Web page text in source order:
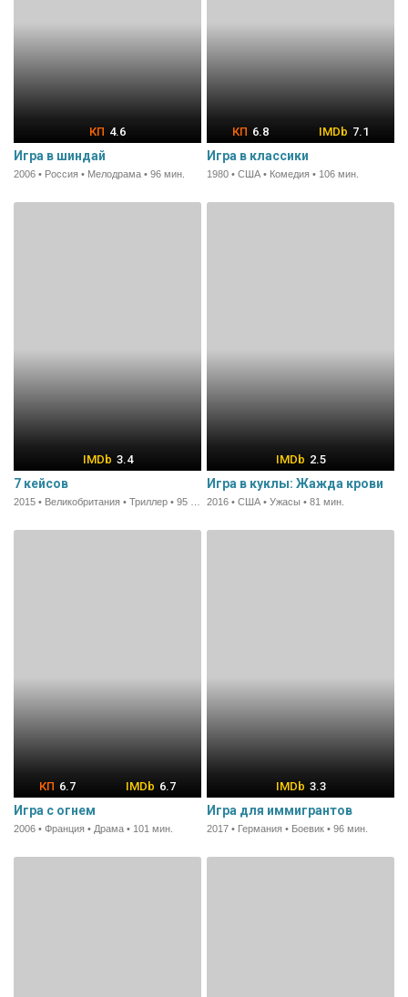
4.6
Игра в шиндай
2006 • Россия • Мелодрама • 96 мин.
6.8 7.1
Игра в классики
1980 • США • Комедия • 106 мин.
3.4
7 кейсов
2.5
Игра в куклы: Жажда крови
2016 • США • Ужасы • 81 мин.
6.7 6.7
Игра с огнем
2006 • Франция • Драма • 101 мин.
3.3
Игра для иммигрантов
2017 • Германия • Боевик • 96 мин.